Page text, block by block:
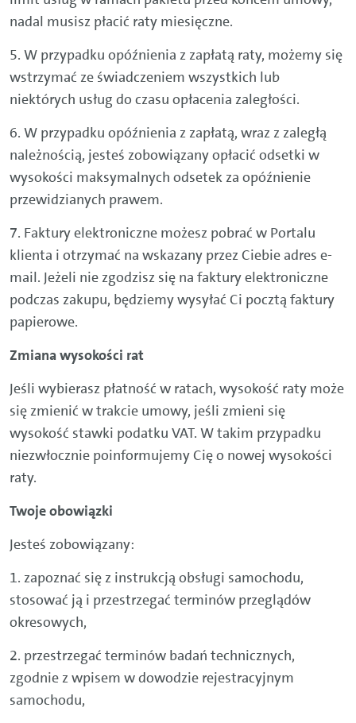
nadal musisz płacić raty miesięczne.
5. W przypadku opóźnienia z zapłatą raty, możemy się
wstrzymać ze świadcze­niem wszystkich lub
niektórych usług do czasu opłacenia zaległości.
6. W przypadku opóźnienia z zapłatą, wraz z zaległą
należnością, jesteś zobowiązany opłacić odsetki w
wysokości maksymalnych odsetek za opóźnienie
przewidzianych prawem.
7. Faktury elektroniczne możesz pobrać w Portalu
klienta i otrzymać na wskazany przez Ciebie adres e-
mail. Jeżeli nie zgodzisz się na faktury elektroniczne
podczas zakupu, będziemy wysyłać Ci pocztą faktury
papierowe.
Zmiana wysokości rat
Jeśli wybierasz płatność w ratach, wysokość raty może
się zmienić w trakcie umowy, jeśli zmieni się
wysokość stawki podatku VAT. W takim przypadku
niezwłocznie poinformujemy Cię o nowej wysokości
raty.
Twoje obowiązki
Jesteś zobowiązany:
1. zapoznać się z instrukcją obsługi samochodu,
stosować ją i przestrzegać terminów przeglądów
okresowych,
2. przestrzegać terminów badań technicznych,
zgodnie z wpisem w dowodzie rejestracyjnym
samochodu,